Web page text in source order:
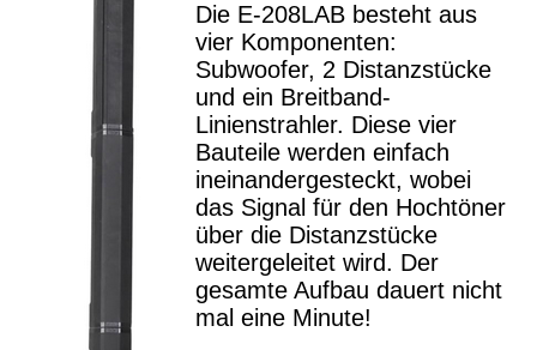
Die E-208LAB besteht aus
vier Komponenten:
Subwoofer, 2 Distanzstücke
und ein Breitband-
Linienstrahler. Diese vier
Bauteile werden einfach
ineinandergesteckt, wobei
das Signal für den Hochtöner
über die Distanzstücke
weitergeleitet wird. Der
gesamte Aufbau dauert nicht
mal eine Minute!